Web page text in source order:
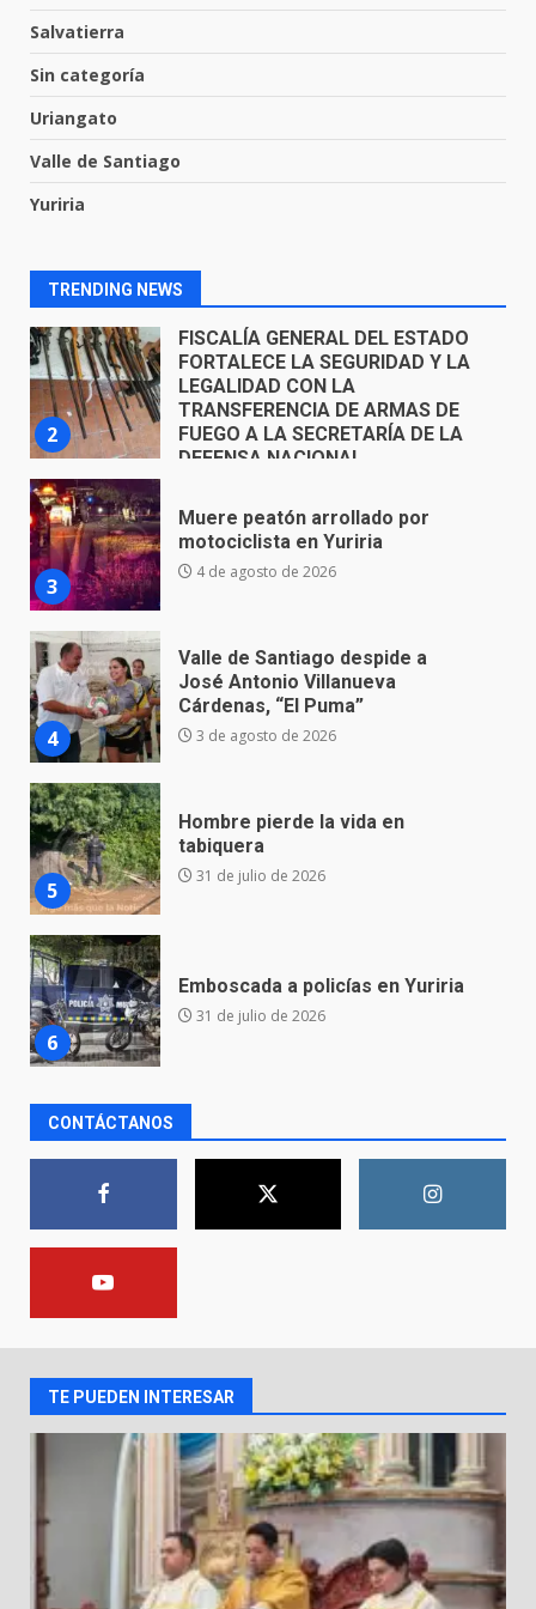
Salvatierra
Sin categoría
Uriangato
Valle de Santiago
Yuriria
TRENDING NEWS
1
El Pbro. Mario Alberto Pérez
5 de agosto de 2026
2
TRANSFERENCIA DE ARMAS DE
FUEGO A LA SECRETARÍA DE LA
5 de agosto de 2026
3
Muere peatón arrollado por
motociclista en Yuriria
4 de agosto de 2026
4
Valle de Santiago despide a
José Antonio Villanueva
Cárdenas, “El Puma”
5
Hombre pierde la vida en
tabiquera
31 de julio de 2026
6
Emboscada a policías en Yuriria
31 de julio de 2026
7
Envía Gobierno de la Gente más
de 77 mil
asume la administración de la
5 de agosto de 2026
DEFENSA NACIONAL
5 de agosto de 2026
Muere peatón arrollado por
motociclista en Yuriria
4 de agosto de 2026
Valle de Santiago despide a
CONTÁCTANOS
TE PUEDEN INTERESAR